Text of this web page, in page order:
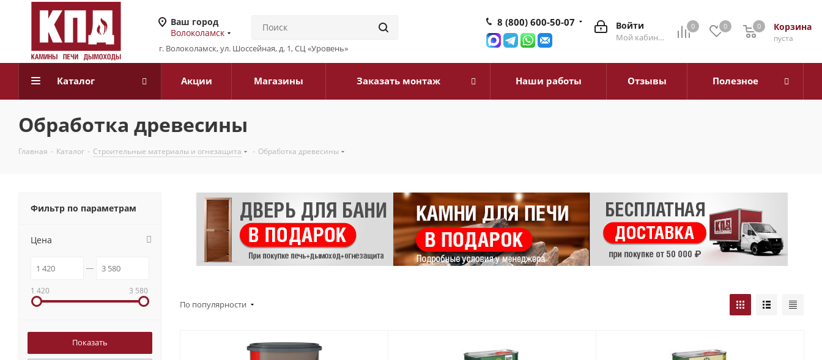
Ваш город
Волоколамск
г. Волоколамск, ул. Шоссейная, д. 1, СЦ «Уровень»
0 0 Корзина
0
пуста
0
Войти
Мой кабинет
8 (800) 600-50-07
Каталог Акции Магазины Заказать монтаж Наши работы Отзывы Полезное
Обработка древесины
Главная - Каталог - Строительные материалы и огнезащита - Обработка древесины
По популярности
Фильтр по параметрам
Цена
1 420 3 580